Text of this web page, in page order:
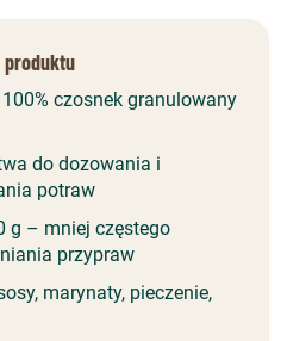
czosnek granulowany
do dozowania i
potraw
g – mniej częstego
przypraw
marynaty, pieczenie,